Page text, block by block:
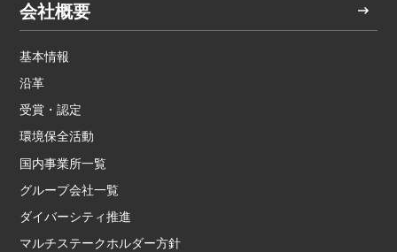
会社概要
基本情報
沿革
受賞・認定
環境保全活動
国内事業所一覧
グループ会社一覧
ダイバーシティ推進
マルチステークホルダー方針